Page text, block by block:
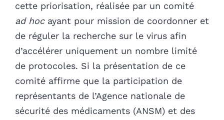
cette priorisation, réalisée par un comité
ad hocayant pour mission de coordonner et
de réguler la recherche sur le virus afin
d’accélérer uniquement un nombre limité
de protocoles. Si la présentation de ce
comité affirme que la participation de
représentants de l’Agence nationale de
sécurité des médicaments (ANSM) et des